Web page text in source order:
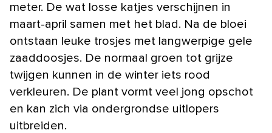
meter. De wat losse katjes verschijnen in
maart-april samen met het blad. Na de bloei
ontstaan leuke trosjes met langwerpige gele
zaaddoosjes. De normaal groen tot grijze
twijgen kunnen in de winter iets rood
verkleuren. De plant vormt veel jong opschot
en kan zich via ondergrondse uitlopers
uitbreiden.